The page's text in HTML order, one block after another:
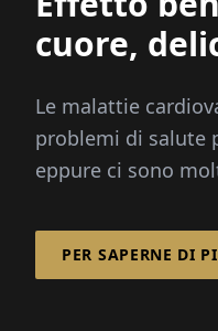
cuore,
Le malattie
problemi di salute
eppure ci sono
PER SAPERNE DI